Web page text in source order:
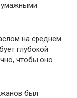
на среднем
глубокой
чтобы оно
был